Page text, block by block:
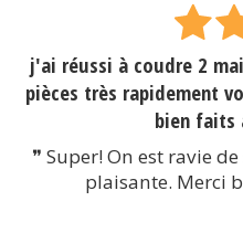
j'ai réussi à coudre 2
pièces très rapidement
bien faits
❞ Super! On est ravie
plaisante. Merci